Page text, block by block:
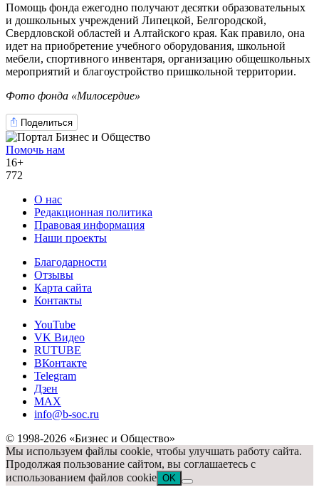
Помощь фонда ежегодно получают десятки образовательных
и дошкольных учреждений Липецкой, Белгородской,
Свердловской областей и Алтайского края. Как правило, она
идет на приобретение учебного оборудования, школьной
мебели, спортивного инвентаря, организацию общешкольных
мероприятий и благоустройство пришкольной территории.
Фото фонда «Милосердие»
Поделиться
Помочь нам
16+
772
О нас
Редакционная политика
Правовая информация
Наши проекты
Благодарности
Отзывы
Карта сайта
Контакты
YouTube
VK Видео
RUTUBE
ВКонтакте
Telegram
Дзен
MAX
info@b-soc.ru
© 1998-2026 «Бизнес и Общество»
Мы используем файлы cookie, чтобы улучшать работу сайта.
Продолжая пользование сайтом, вы соглашаетесь с
использованием файлов cookie OK